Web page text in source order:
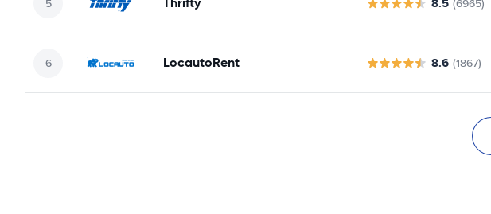
(6965)
LocautoRent 8.6 (1867)